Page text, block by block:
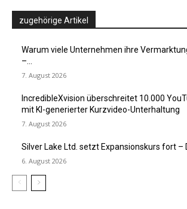
zugehörige Artikel
Warum viele Unternehmen ihre
–...
7. August 2026
IncredibleXvision überschreitet 10.000
mit KI-generierter Kurzvideo-Unterhaltung
7. August 2026
Silver Lake Ltd. setzt Expansionskurs fort –
6. August 2026